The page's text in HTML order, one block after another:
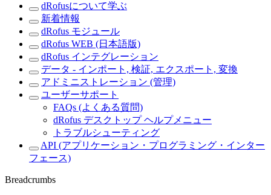
dRofusについて学ぶ
新着情報
dRofus モジュール
dRofus WEB (日本語版)
dRofus インテグレーション
データ - インポート, 検証, エクスポート, 変換
アドミニストレーション (管理)
ユーザーサポート
FAQs (よくある質問)
dRofus デスクトップ ヘルプメニュー
トラブルシューティング
API (アプリケーション・プログラミング・インター
フェース)
Breadcrumbs